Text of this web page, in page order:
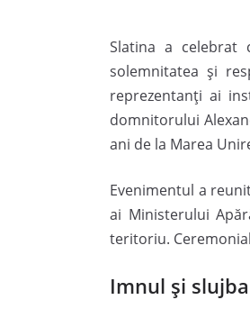
Slatina a celebrat
solemnitatea și
reprezentanți ai
domnitorului
ani de la Marea
Evenimentul a
ai Ministerului
teritoriu.
Imnul și